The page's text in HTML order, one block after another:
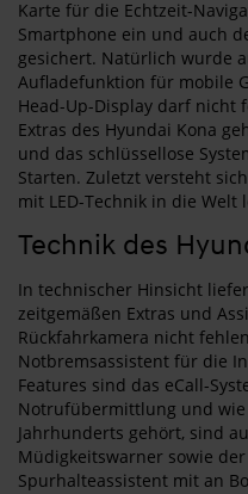
Karte für die Echtzeit-
Smartphone ein und auch
gesichert. Natürlich wurde
Aufladefunktion für mobile
Head-Up-Display darf nicht
Extras des Hyundai Kona
und das schlüssellose
Starten. Zuletzt versteht
mit LED-Technik in die Welt
Technik des
In technischer Hinsicht
zeitgemäßen Extras und
Rückfahrkamera nicht
Notbremsassistent für die
Features sind das eCall-
Notrufübermittlung und wie
Jahrhunderts gehört, sind
Müdigkeitswarner sowie
Spurhalteassistent mit an